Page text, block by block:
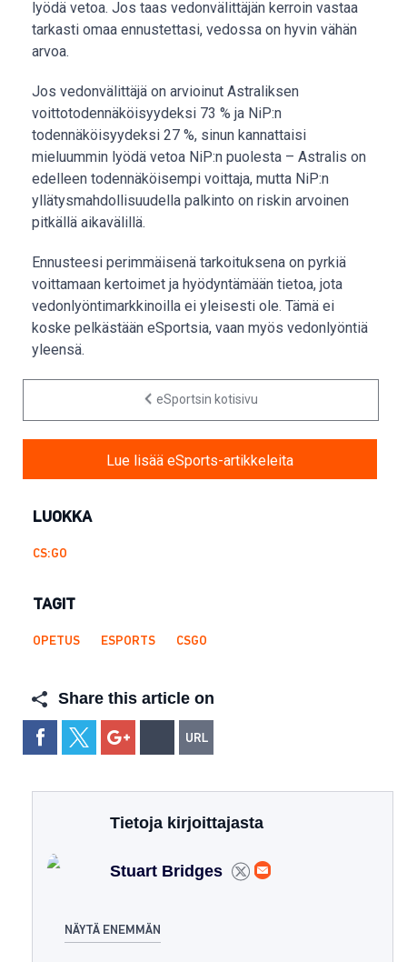
lyödä vetoa. Jos taas vedonvälittäjän kerroin vastaa
tarkasti omaa ennustettasi, vedossa on hyvin vähän
arvoa.
Jos vedonvälittäjä on arvioinut Astraliksen
voittotodennäköisyydeksi 73 % ja NiP:n
todennäköisyydeksi 27 %, sinun kannattaisi
mieluummin lyödä vetoa NiP:n puolesta – Astralis on
edelleen todennäköisempi voittaja, mutta NiP:n
yllätysmahdollisuudella palkinto on riskin arvoinen
pitkällä aikavälillä.
Ennusteesi perimmäisenä tarkoituksena on pyrkiä
voittamaan kertoimet ja hyödyntämään tietoa, jota
vedonlyöntimarkkinoilla ei yleisesti ole. Tämä ei
koske pelkästään eSportsia, vaan myös vedonlyöntiä
yleensä.
eSportsin kotisivu
Lue lisää eSports-artikkeleita
LUOKKA
CS:GO
TAGIT
OPETUS ESPORTS CSGO
Share this article on
Tietoja kirjoittajasta
Stuart Bridges
NÄYTÄ ENEMMÄN